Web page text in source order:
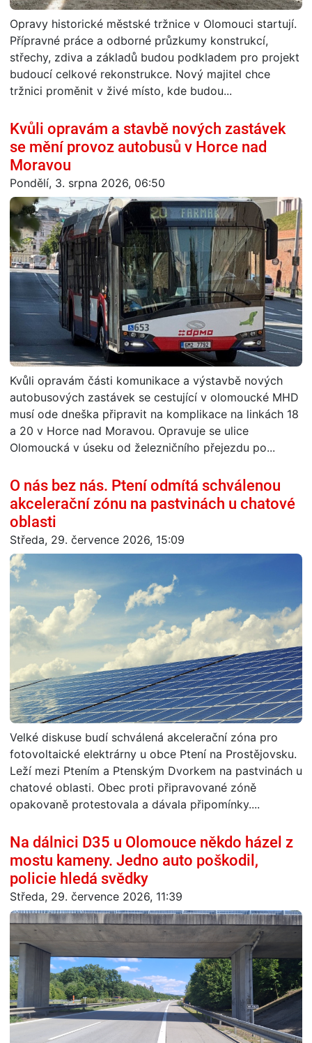
Opravy historické městské tržnice v Olomouci startují.
Přípravné práce a odborné průzkumy konstrukcí,
střechy, zdiva a základů budou podkladem pro projekt
budoucí celkové rekonstrukce. Nový majitel chce
tržnici proměnit v živé místo, kde budou...
Kvůli opravám a stavbě nových zastávek
se mění provoz autobusů v Horce nad
Moravou
Pondělí, 3. srpna 2026, 06:50
Kvůli opravám části komunikace a výstavbě nových
autobusových zastávek se cestující v olomoucké MHD
musí ode dneška připravit na komplikace na linkách 18
a 20 v Horce nad Moravou. Opravuje se ulice
Olomoucká v úseku od železničního přejezdu po...
O nás bez nás. Ptení odmítá schválenou
akcelerační zónu na pastvinách u chatové
oblasti
Středa, 29. července 2026, 15:09
Velké diskuse budí schválená akcelerační zóna pro
fotovoltaické elektrárny u obce Ptení na Prostějovsku.
Leží mezi Ptením a Ptenským Dvorkem na pastvinách u
chatové oblasti. Obec proti připravované zóně
opakovaně protestovala a dávala připomínky....
Na dálnici D35 u Olomouce někdo házel z
mostu kameny. Jedno auto poškodil,
policie hledá svědky
Středa, 29. července 2026, 11:39